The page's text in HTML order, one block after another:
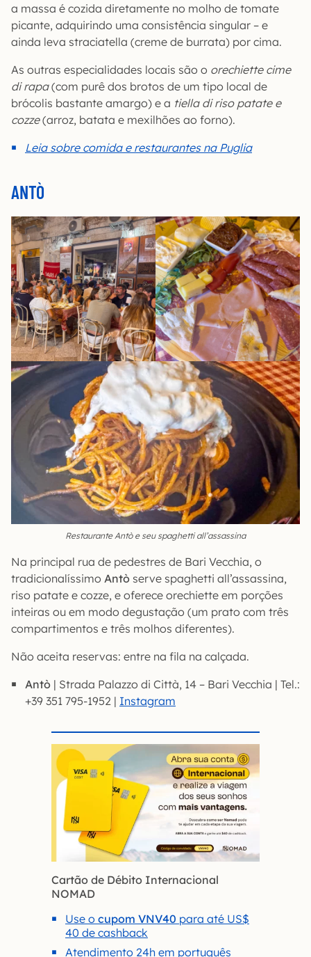
a massa é cozida diretamente no molho de tomate
picante, adquirindo uma consistência singular – e
ainda leva straciatella (creme de burrata) por cima.
As outras especialidades locais são o orechiette cime
di rapa(com purê dos brotos de um tipo local de
brócolis bastante amargo) e a tiella di riso patate e
cozze(arroz, batata e mexilhões ao forno).
Leia sobre comida e restaurantes na Puglia
ANTÒ
Restaurante Antò e seu spaghetti all’assassina
Na principal rua de pedestres de Bari Vecchia, o
tradicionalíssimo Antò serve spaghetti all’assassina,
riso patate e cozze, e oferece orechiette em porções
inteiras ou em modo degustação (um prato com três
compartimentos e três molhos diferentes).
Não aceita reservas: entre na fila na calçada.
Antò | Strada Palazzo di Città, 14 – Bari Vecchia | Tel.:
+39 351 795-1952 | Instagram
Cartão de Débito Internacional
NOMAD
Use o cupom VNV40 para até US$
40 de cashback
Atendimento 24h em português